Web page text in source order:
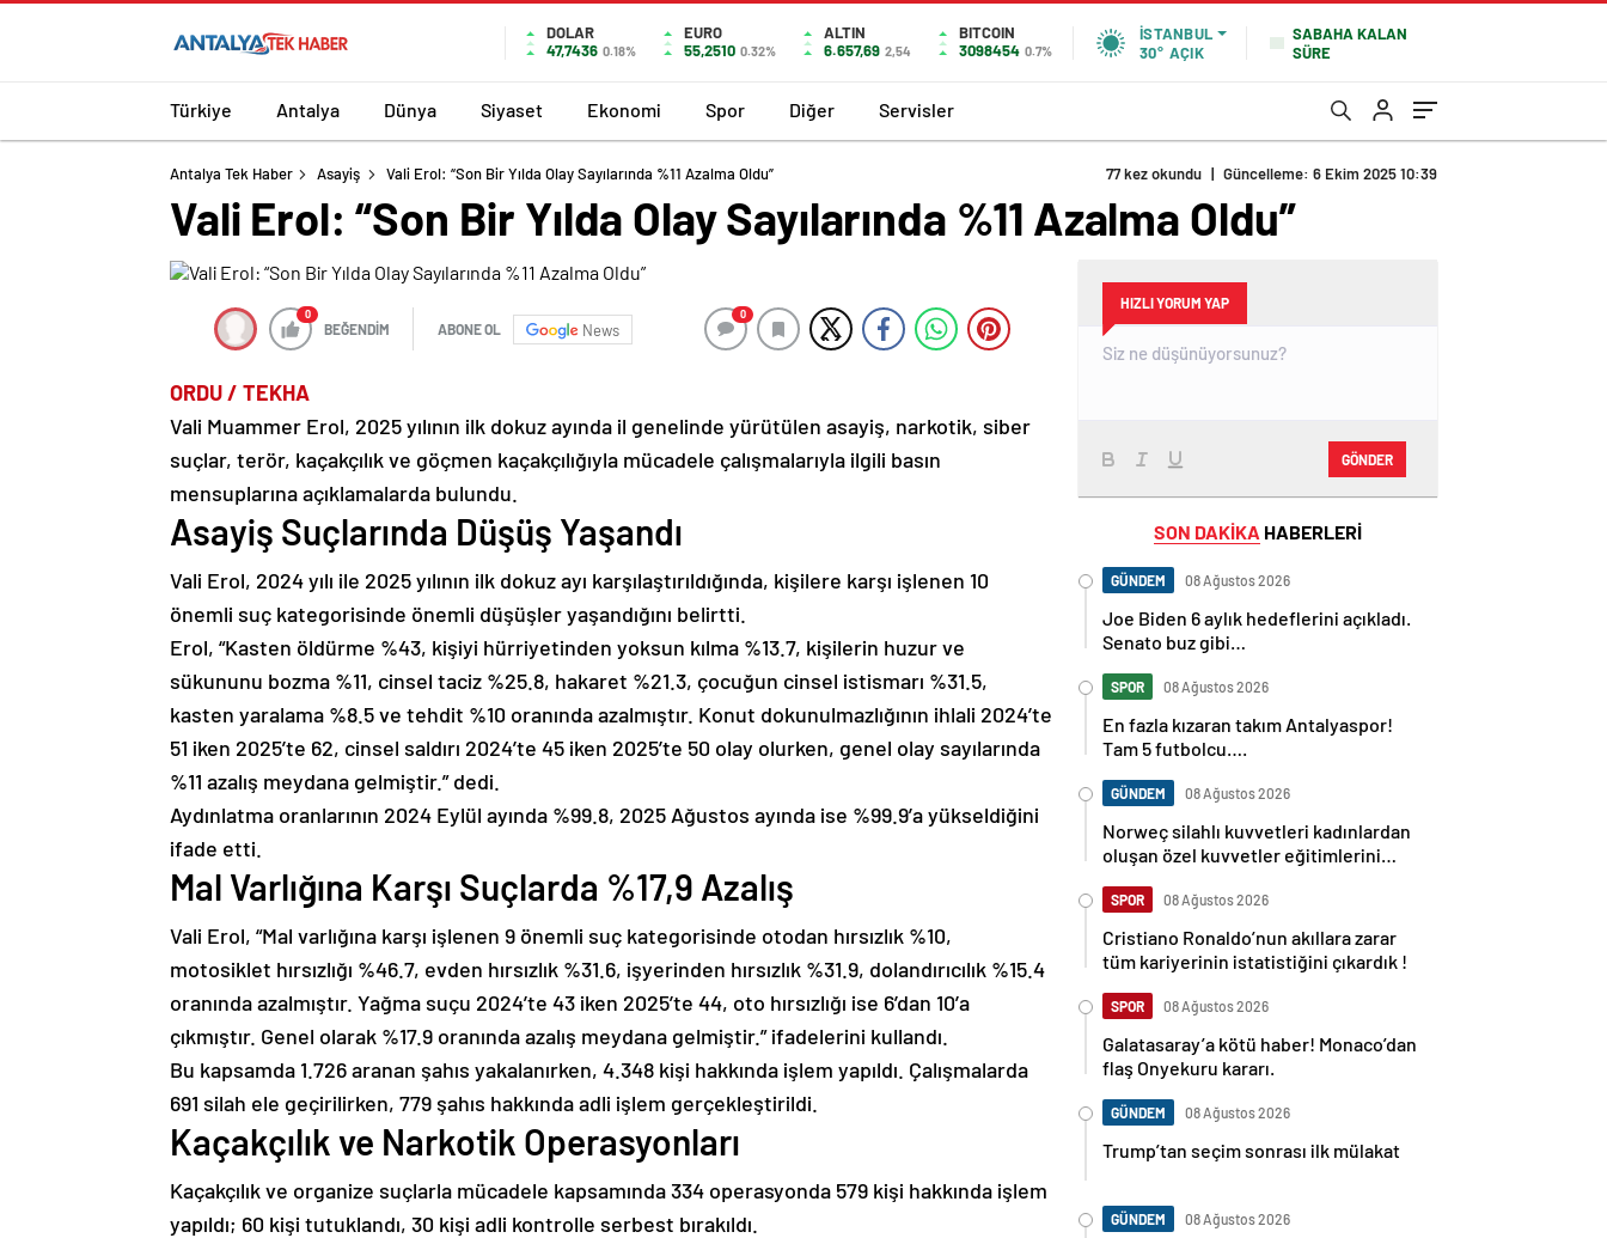
DOLAR
47,7436 0.18%
EURO
55,2510 0.32%
ALTIN
6.657,69 2,54
BITCOIN
3098454 0.7%
İSTANBUL
30° AÇIK
SABAHA KALAN
SÜRE
Türkiye Antalya Dünya Siyaset Ekonomi Spor Diğer Servisler
Antalya Tek Haber Asayiş Vali Erol: “Son Bir Yılda Olay Sayılarında %11 Azalma Oldu” 77 kez okundu | Güncelleme: 6 Ekim 2025 10:39
Vali Erol: “Son Bir Yılda Olay Sayılarında %11 Azalma Oldu”
0
BEĞENDİM ABONE OL News
0
ORDU / TEKHA
Vali Muammer Erol, 2025 yılının ilk dokuz ayında il genelinde yürütülen asayiş, narkotik, siber
suçlar, terör, kaçakçılık ve göçmen kaçakçılığıyla mücadele çalışmalarıyla ilgili basın
mensuplarına açıklamalarda bulundu.
Asayiş Suçlarında Düşüş Yaşandı
Vali Erol, 2024 yılı ile 2025 yılının ilk dokuz ayı karşılaştırıldığında, kişilere karşı işlenen 10
önemli suç kategorisinde önemli düşüşler yaşandığını belirtti.
Erol, “Kasten öldürme %43, kişiyi hürriyetinden yoksun kılma %13.7, kişilerin huzur ve
sükununu bozma %11, cinsel taciz %25.8, hakaret %21.3, çocuğun cinsel istismarı %31.5,
kasten yaralama %8.5 ve tehdit %10 oranında azalmıştır. Konut dokunulmazlığının ihlali 2024’te
51 iken 2025’te 62, cinsel saldırı 2024’te 45 iken 2025’te 50 olay olurken, genel olay sayılarında
%11 azalış meydana gelmiştir.” dedi.
Aydınlatma oranlarının 2024 Eylül ayında %99.8, 2025 Ağustos ayında ise %99.9’a yükseldiğini
ifade etti.
Mal Varlığına Karşı Suçlarda %17,9 Azalış
Vali Erol, “Mal varlığına karşı işlenen 9 önemli suç kategorisinde otodan hırsızlık %10,
motosiklet hırsızlığı %46.7, evden hırsızlık %31.6, işyerinden hırsızlık %31.9, dolandırıcılık %15.4
oranında azalmıştır. Yağma suçu 2024’te 43 iken 2025’te 44, oto hırsızlığı ise 6’dan 10’a
çıkmıştır. Genel olarak %17.9 oranında azalış meydana gelmiştir.” ifadelerini kullandı.
Bu kapsamda 1.726 aranan şahıs yakalanırken, 4.348 kişi hakkında işlem yapıldı. Çalışmalarda
691 silah ele geçirilirken, 779 şahıs hakkında adli işlem gerçekleştirildi.
Kaçakçılık ve Narkotik Operasyonları
Kaçakçılık ve organize suçlarla mücadele kapsamında 334 operasyonda 579 kişi hakkında işlem
yapıldı; 60 kişi tutuklandı, 30 kişi adli kontrolle serbest bırakıldı.
HIZLI YORUM YAP
GÖNDER
SON DAKİKA HABERLERİ
GÜNDEM 08 Ağustos 2026
Joe Biden 6 aylık hedeflerini açıkladı.
Senato buz gibi…
SPOR 08 Ağustos 2026
En fazla kızaran takım Antalyaspor!
Tam 5 futbolcu….
GÜNDEM 08 Ağustos 2026
Norweç silahlı kuvvetleri kadınlardan
oluşan özel kuvvetler eğitimlerini
SPOR 08 Ağustos 2026
Cristiano Ronaldo’nun akıllara zarar
tüm kariyerinin istatistiğini çıkardık !
SPOR 08 Ağustos 2026
Galatasaray’a kötü haber! Monaco’dan
flaş Onyekuru kararı.
GÜNDEM 08 Ağustos 2026
Trump’tan seçim sonrası ilk mülakat
GÜNDEM 08 Ağustos 2026